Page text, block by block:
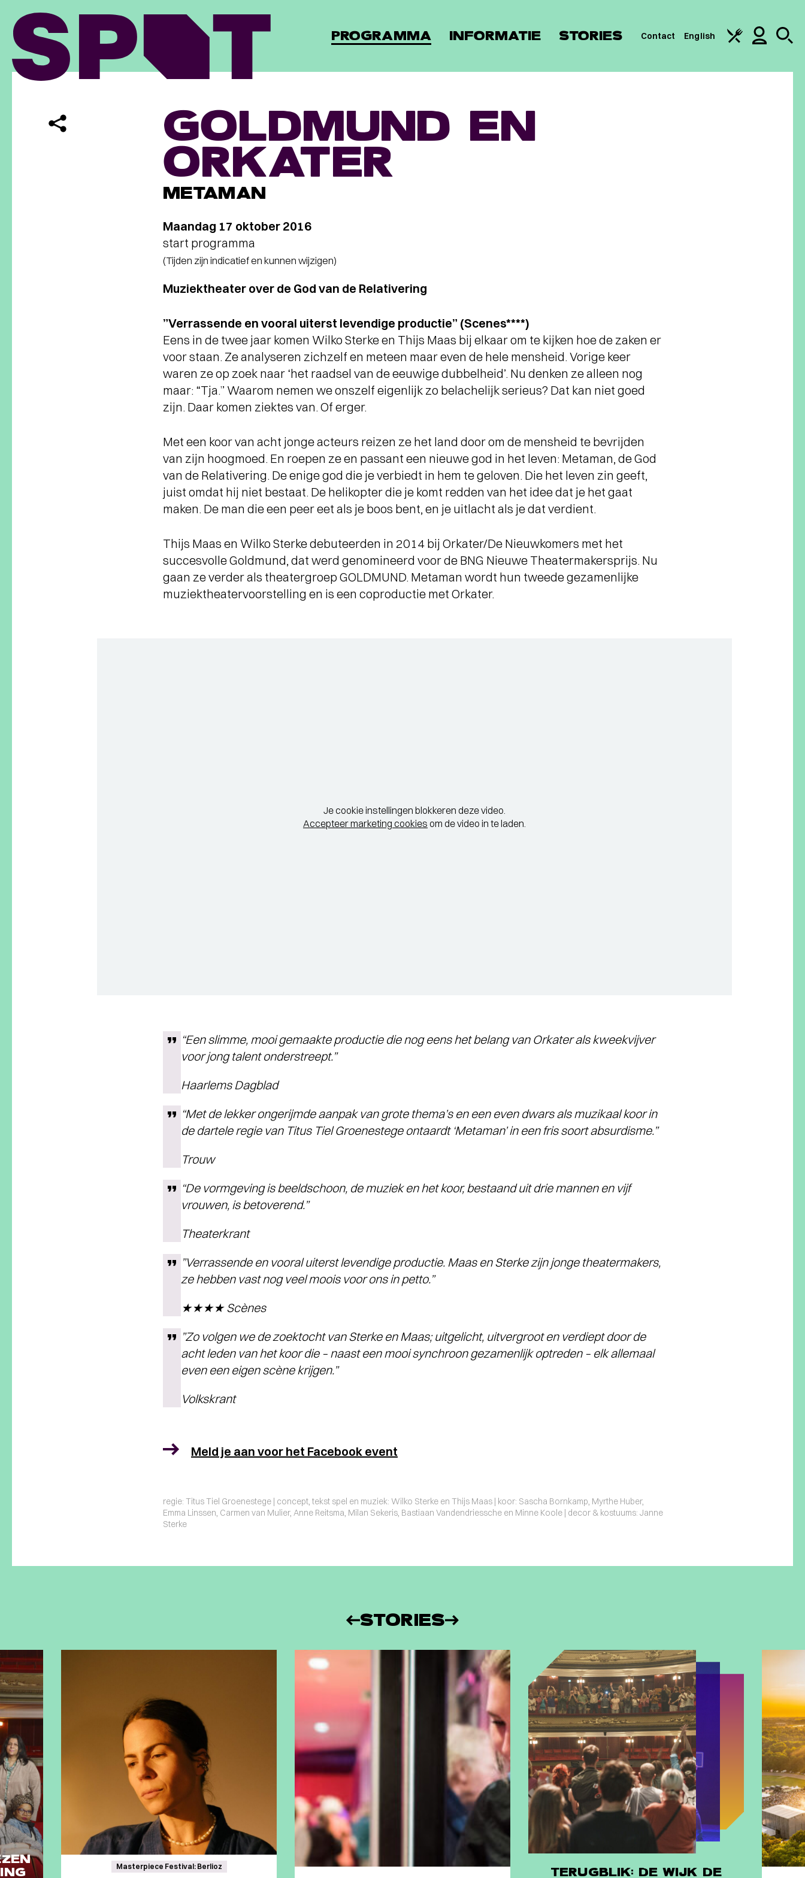
PROGRAMMA INFORMATIE STORIES Contact English
GOLDMUND EN
ORKATER
METAMAN
Maandag 17 oktober 2016
start programma
(Tijden zijn indicatief en kunnen wijzigen)
Muziektheater over de God van de Relativering
”Verrassende en vooral uiterst levendige productie” (Scenes****)
Eens in de twee jaar komen Wilko Sterke en Thijs Maas bij elkaar om te kijken hoe de zaken er
voor staan. Ze analyseren zichzelf en meteen maar even de hele mensheid. Vorige keer
waren ze op zoek naar ‘het raadsel van de eeuwige dubbelheid’. Nu denken ze alleen nog
maar: “Tja.” Waarom nemen we onszelf eigenlijk zo belachelijk serieus? Dat kan niet goed
zijn. Daar komen ziektes van. Of erger.
Met een koor van acht jonge acteurs reizen ze het land door om de mensheid te bevrijden
van zijn hoogmoed. En roepen ze en passant een nieuwe god in het leven: Metaman, de God
van de Relativering. De enige god die je verbiedt in hem te geloven. Die het leven zin geeft,
juist omdat hij niet bestaat. De helikopter die je komt redden van het idee dat je het gaat
maken. De man die een peer eet als je boos bent, en je uitlacht als je dat verdient.
Thijs Maas en Wilko Sterke debuteerden in 2014 bij Orkater/De Nieuwkomers met het
succesvolle Goldmund, dat werd genomineerd voor de BNG Nieuwe Theatermakersprijs. Nu
gaan ze verder als theatergroep GOLDMUND. Metaman wordt hun tweede gezamenlijke
muziektheatervoorstelling en is een coproductie met Orkater.
Je cookie instellingen blokkeren deze video.
Accepteer marketing cookies om de video in te laden.
“Een slimme, mooi gemaakte productie die nog eens het belang van Orkater als kweekvijver
voor jong talent onderstreept.”
Haarlems Dagblad
“Met de lekker ongerijmde aanpak van grote thema’s en een even dwars als muzikaal koor in
de dartele regie van Titus Tiel Groenestege ontaardt ‘Metaman’ in een fris soort absurdisme.”
Trouw
“De vormgeving is beeldschoon, de muziek en het koor, bestaand uit drie mannen en vijf
vrouwen, is betoverend.”
Theaterkrant
”Verrassende en vooral uiterst levendige productie. Maas en Sterke zijn jonge theatermakers,
ze hebben vast nog veel moois voor ons in petto.”
★★★★ Scènes
”Zo volgen we de zoektocht van Sterke en Maas; uitgelicht, uitvergroot en verdiept door de
acht leden van het koor die – naast een mooi synchroon gezamenlijk optreden – elk allemaal
even een eigen scène krijgen.”
Volkskrant
Meld je aan voor het Facebook event
regie: Titus Tiel Groenestege | concept, tekst spel en muziek: Wilko Sterke en Thijs Maas | koor: Sascha Bornkamp, Myrthe Huber,
Emma Linssen, Carmen van Mulier, Anne Reitsma, Milan Sekeris, Bastiaan Vandendriessche en Minne Koole | decor & kostuums: Janne
Sterke
STORIES
Masterpiece Festival: Berlioz
TERUGBLIK: DE WIJK DE